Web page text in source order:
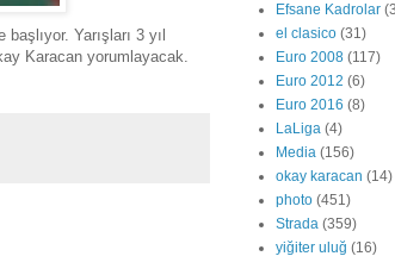
Yarışları 3 yıl
Karacan yorumlayacak.
Efsane Kadrolar
el clasico (31)
Euro 2008 (117)
Euro 2012 (6)
Euro 2016 (8)
LaLiga (4)
Media (156)
okay karacan (14)
photo (451)
Strada (359)
yiğiter uluğ (16)